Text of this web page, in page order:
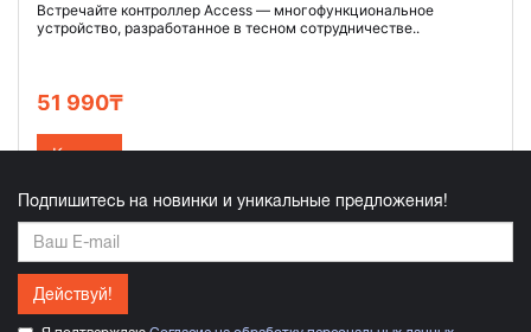
Встречайте контроллер Access — многофункциональное
устройство, разработанное в тесном сотрудничестве..
51 990₸
Купить
Подпишитесь на новинки и уникальные предложения!
Действуй!